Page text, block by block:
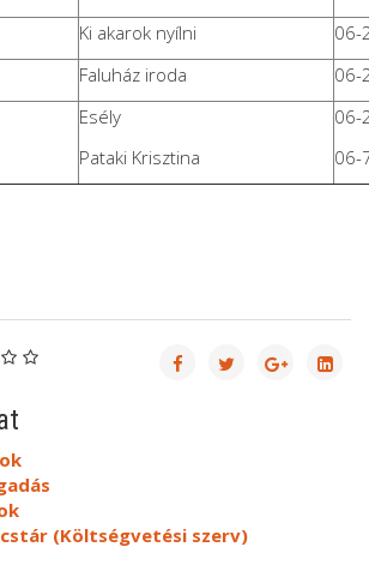
Ki akarok nyílni
06-
Faluház iroda
06-
Esély
Pataki Krisztina
06-
06-
(Költségvetési szerv)